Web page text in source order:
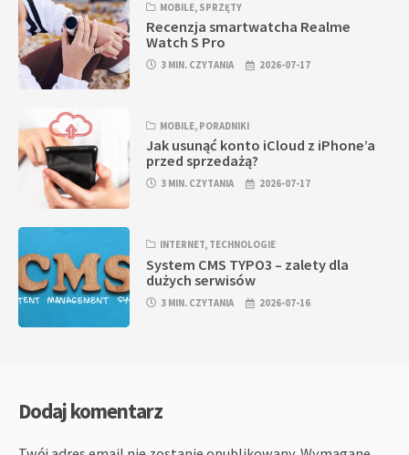
MOBILE, SPRZĘTY
Recenzja smartwatcha Realme
Watch S Pro
3 MIN. CZYTANIA 2026-07-17
MOBILE, PORADNIKI
Jak usunąć konto iCloud z iPhone’a
przed sprzedażą?
3 MIN. CZYTANIA 2026-07-17
INTERNET, TECHNOLOGIE
System CMS TYPO3 – zalety dla
dużych serwisów
3 MIN. CZYTANIA 2026-07-16
Dodaj komentarz